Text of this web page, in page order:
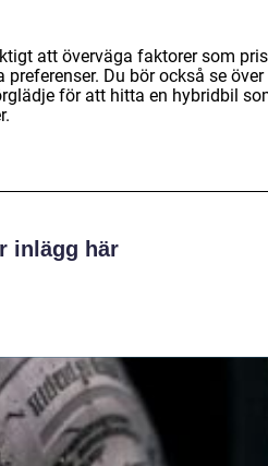
att överväga faktorer som
Du bör också se över
för att hitta en hybridbil
inlägg här